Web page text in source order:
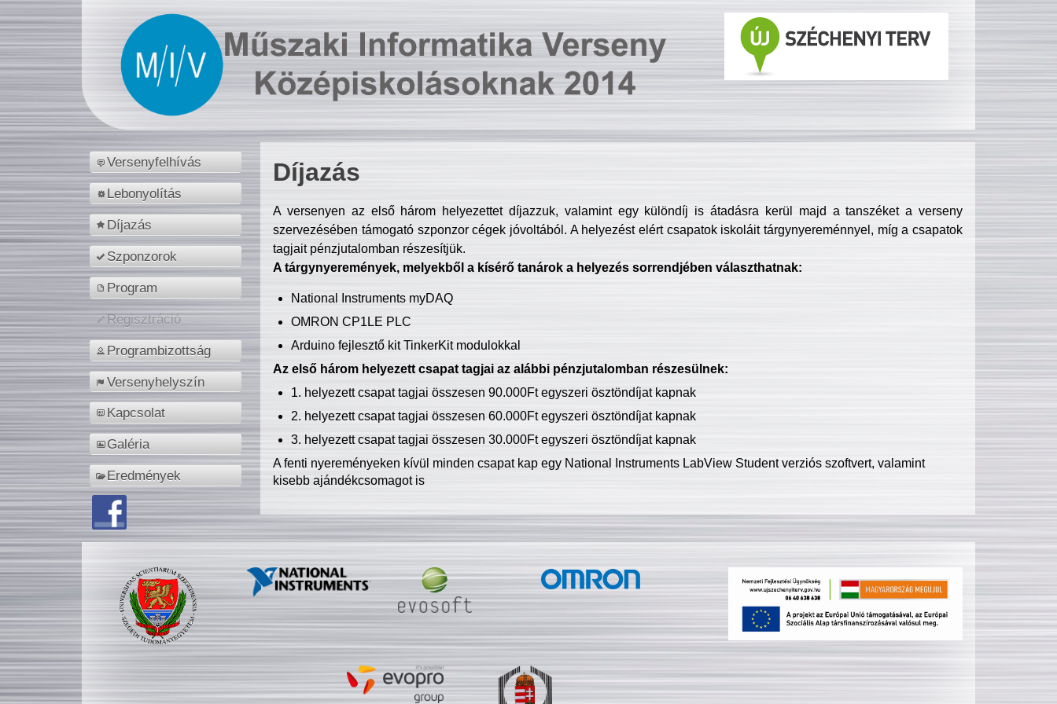
Versenyfelhívás
Lebonyolítás
Díjazás
Szponzorok
Program
Regisztráció
Programbizottság
Versenyhelyszín
Kapcsolat
Galéria
Eredmények
Díjazás
A versenyen az első három helyezettet díjazzuk, valamint egy különdíj is átadásra kerül majd a tanszéket a verseny
szervezésében támogató szponzor cégek jóvoltából. A helyezést elért csapatok iskoláit tárgynyereménnyel, míg a csapatok
tagjait pénzjutalomban részesítjük.
A tárgynyeremények, melyekből a kísérő tanárok a helyezés sorrendjében választhatnak:
National Instruments myDAQ
OMRON CP1LE PLC
Arduino fejlesztő kit TinkerKit modulokkal
Az első három helyezett csapat tagjai az alábbi pénzjutalomban részesülnek:
1. helyezett csapat tagjai összesen 90.000Ft egyszeri ösztöndíjat kapnak
2. helyezett csapat tagjai összesen 60.000Ft egyszeri ösztöndíjat kapnak
3. helyezett csapat tagjai összesen 30.000Ft egyszeri ösztöndíjat kapnak
A fenti nyereményeken kívül minden csapat kap egy National Instruments LabView Student verziós szoftvert, valamint
kisebb ajándékcsomagot is